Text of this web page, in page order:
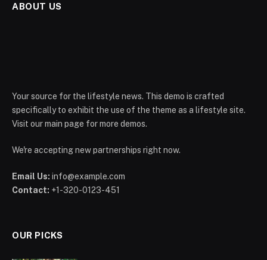
ABOUT US
Your source for the lifestyle news. This demo is crafted
specifically to exhibit the use of the theme as a lifestyle site.
Visit our main page for more demos.
We're accepting new partnerships right now.
Email Us: info@example.com
Contact: +1-320-0123-451
OUR PICKS